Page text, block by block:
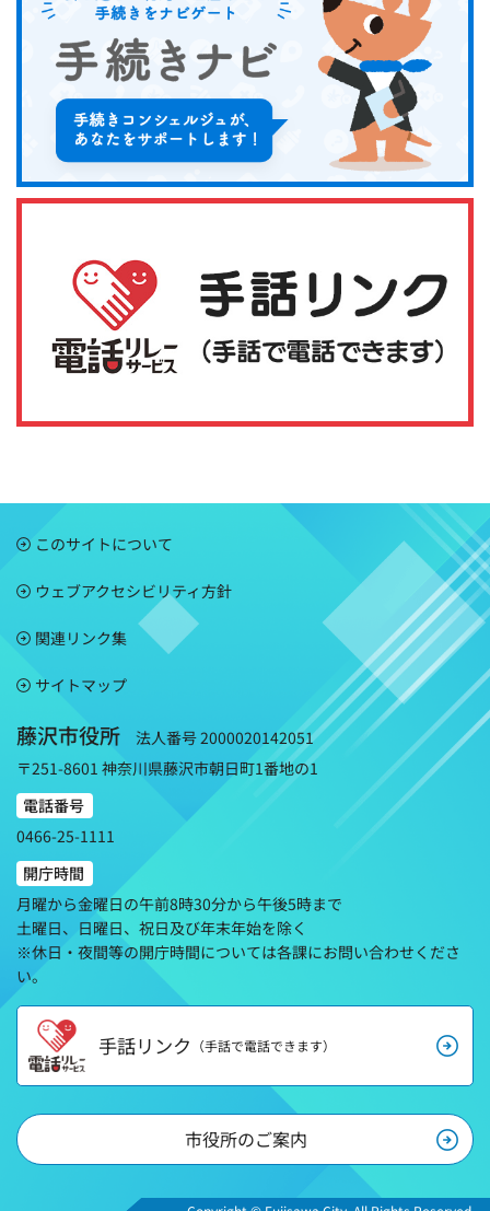
このサイトについて
ウェブアクセシビリティ方針
関連リンク集
サイトマップ
藤沢市役所
法人番号 2000020142051
〒251-8601 神奈川県藤沢市朝日町1番地の1
電話番号
0466-25-1111
開庁時間
月曜から金曜日の午前8時30分から午後5時まで
土曜日、日曜日、祝日及び年末年始を除く
※休日・夜間等の開庁時間については各課にお問い合わせくださ
い。
手話リンク （手話で電話できます）
市役所のご案内